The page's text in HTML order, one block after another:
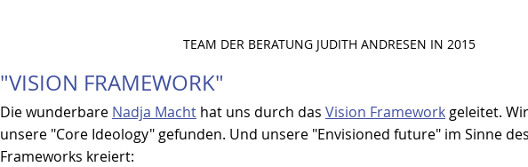
TEAM DER BERATUNG JUDITH ANDRESEN IN 2015
"VISION FRAMEWORK"
Die wunderbare Nadja Macht hat uns durch das Vision Framework geleitet.
unsere "Core Ideology" gefunden. Und unsere "Envisioned future" im Sinne
Frameworks kreiert: